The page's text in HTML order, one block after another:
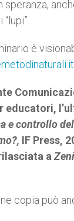
speranza,
è
educatori,
e controllo
IF Press,
a
copia può